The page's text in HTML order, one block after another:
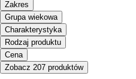
Zakres
Grupa wiekowa
Charakterystyka
Rodzaj produktu
Cena
Zobacz 207 produktów